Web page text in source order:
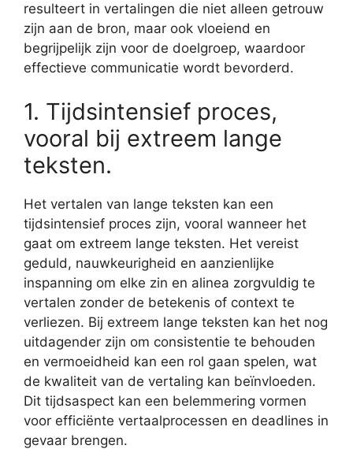
resulteert in vertalingen die niet alleen getrouw
zijn aan de bron, maar ook vloeiend en
begrijpelijk zijn voor de doelgroep, waardoor
effectieve communicatie wordt bevorderd.
1. Tijdsintensief proces,
vooral bij extreem lange
teksten.
Het vertalen van lange teksten kan een
tijdsintensief proces zijn, vooral wanneer het
gaat om extreem lange teksten. Het vereist
geduld, nauwkeurigheid en aanzienlijke
inspanning om elke zin en alinea zorgvuldig te
vertalen zonder de betekenis of context te
verliezen. Bij extreem lange teksten kan het nog
uitdagender zijn om consistentie te behouden
en vermoeidheid kan een rol gaan spelen, wat
de kwaliteit van de vertaling kan beïnvloeden.
Dit tijdsaspect kan een belemmering vormen
voor efficiënte vertaalprocessen en deadlines in
gevaar brengen.